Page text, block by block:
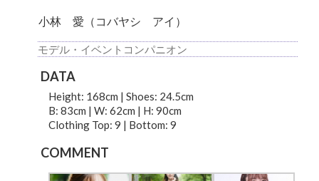
小林 愛（コバヤシ アイ）
モデル・イベントコンパニオン
DATA
Height: 168cm | Shoes: 24.5cm
B: 83cm | W: 62cm | H: 90cm
Clothing Top: 9 | Bottom: 9
COMMENT